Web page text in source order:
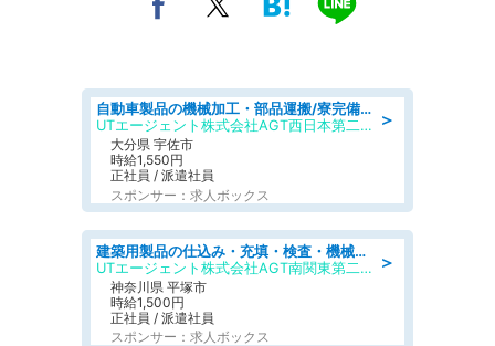
＞
自動車製品の機械加工・部品運搬/寮完備/日払い/工場・製造
UTエージェント株式会社AGT西日本第二CU
大分県 宇佐市
時給1,550円
正社員 / 派遣社員
スポンサー：求人ボックス
＞
建築用製品の仕込み・充填・検査・機械操作/寮完備/日払い/工場・製造
UTエージェント株式会社AGT南関東第二CU
神奈川県 平塚市
時給1,500円
正社員 / 派遣社員
スポンサー：求人ボックス